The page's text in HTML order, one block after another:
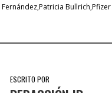
Patricia Bullrich Pfizer
ESCRITO POR